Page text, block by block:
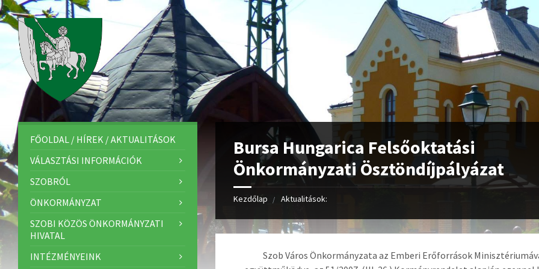
Bursa Hungarica Felsőoktatási
Önkormányzati Ösztöndíjpályázat
Kezdőlap Aktualitások:
Szob Város Önkormányzata az Emberi Erőforrások
FŐOLDAL / HÍREK / AKTUALITÁSOK
VÁLASZTÁSI INFORMÁCIÓK
SZOBRÓL
ÖNKORMÁNYZAT
SZOBI KÖZÖS ÖNKORMÁNYZATI
HIVATAL
INTÉZMÉNYEINK